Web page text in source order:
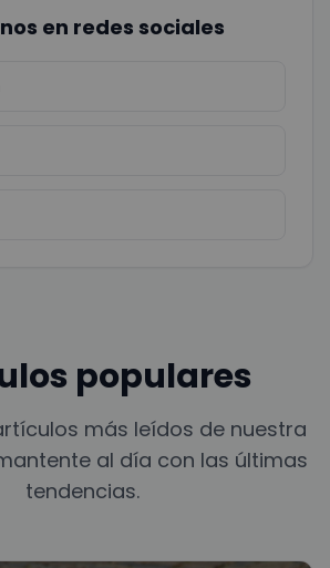
en redes sociales
populares
más leídos de nuestra
al día con las últimas
tendencias.